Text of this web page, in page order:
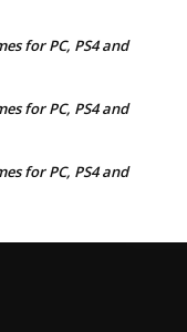
for PC, PS4 and
for PC, PS4 and
for PC, PS4 and